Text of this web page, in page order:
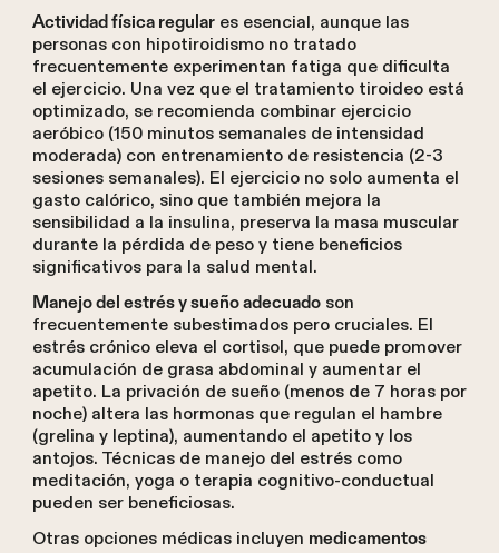
Actividad física regulares esencial, aunque las
personas con hipotiroidismo no tratado
frecuentemente experimentan fatiga que dificulta
el ejercicio. Una vez que el tratamiento tiroideo está
optimizado, se recomienda combinar ejercicio
aeróbico (150 minutos semanales de intensidad
moderada) con entrenamiento de resistencia (2-3
sesiones semanales). El ejercicio no solo aumenta el
gasto calórico, sino que también mejora la
sensibilidad a la insulina, preserva la masa muscular
durante la pérdida de peso y tiene beneficios
significativos para la salud mental.
Manejo del estrés y sueño adecuadoson
frecuentemente subestimados pero cruciales. El
estrés crónico eleva el cortisol, que puede promover
acumulación de grasa abdominal y aumentar el
apetito. La privación de sueño (menos de 7 horas por
noche) altera las hormonas que regulan el hambre
(grelina y leptina), aumentando el apetito y los
antojos. Técnicas de manejo del estrés como
meditación, yoga o terapia cognitivo-conductual
pueden ser beneficiosas.
Otras opciones médicas incluyen medicamentos